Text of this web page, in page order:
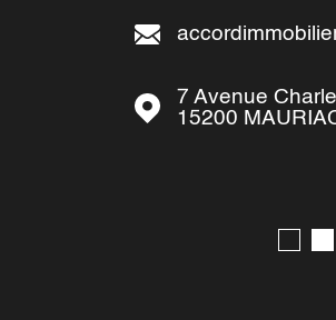
7 Avenue
15200